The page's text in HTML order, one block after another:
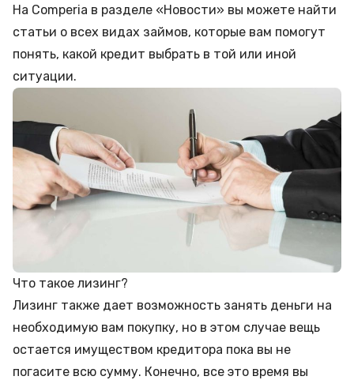
На Comperia в разделе «Новости» вы можете найти
статьи о всех видах займов, которые вам помогут
понять, какой кредит выбрать в той или иной
ситуации.
Что такое лизинг?
Лизинг также дает возможность занять деньги на
необходимую вам покупку, но в этом случае вещь
остается имуществом кредитора пока вы не
погасите всю сумму. Конечно, все это время вы